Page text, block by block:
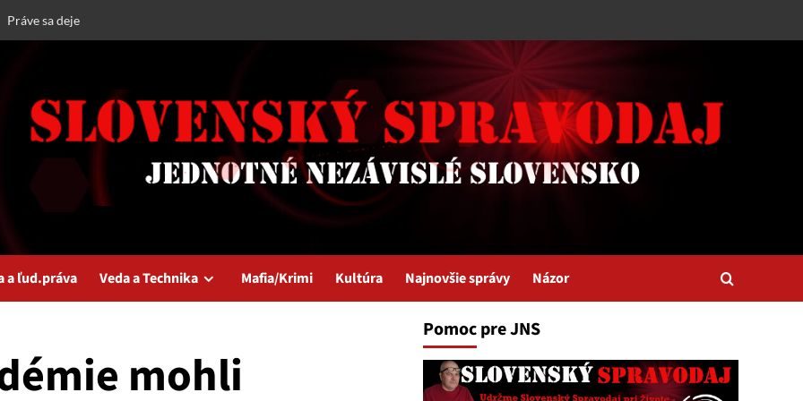
Práve sa deje
a ľud.práva Veda a Technika Mafia/Krimi Kultúra Najnovšie správy Názor
mohli
Pomoc pre JNS